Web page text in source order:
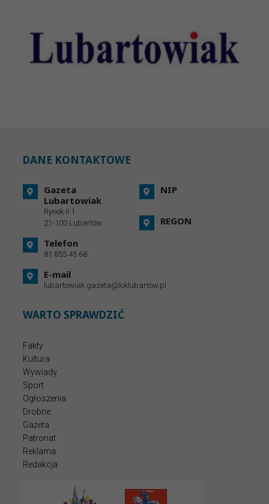
DANE KONTAKTOWE
Gazeta
Lubartowiak
Rynek II 1
21-100 Lubartów
Telefon
81 855 45 68
E-mail
lubartowiak.gazeta@loklubartow.pl
NIP
REGON
WARTO SPRAWDZIĆ
Fakty
Kultura
Wywiady
Sport
Ogłoszenia
Drobne
Gazeta
Patronat
Reklama
Redakcja